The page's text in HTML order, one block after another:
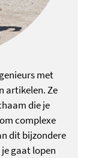
met
artikelen. Ze
die je
complexe
dit bijzondere
gaat lopen